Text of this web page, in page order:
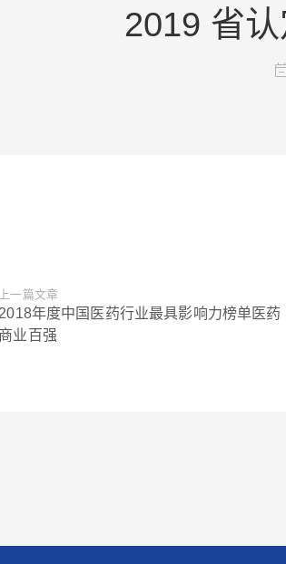
2019 省
上一篇文章
2018年度中国医药行业最具影响力榜单医药
商业百强